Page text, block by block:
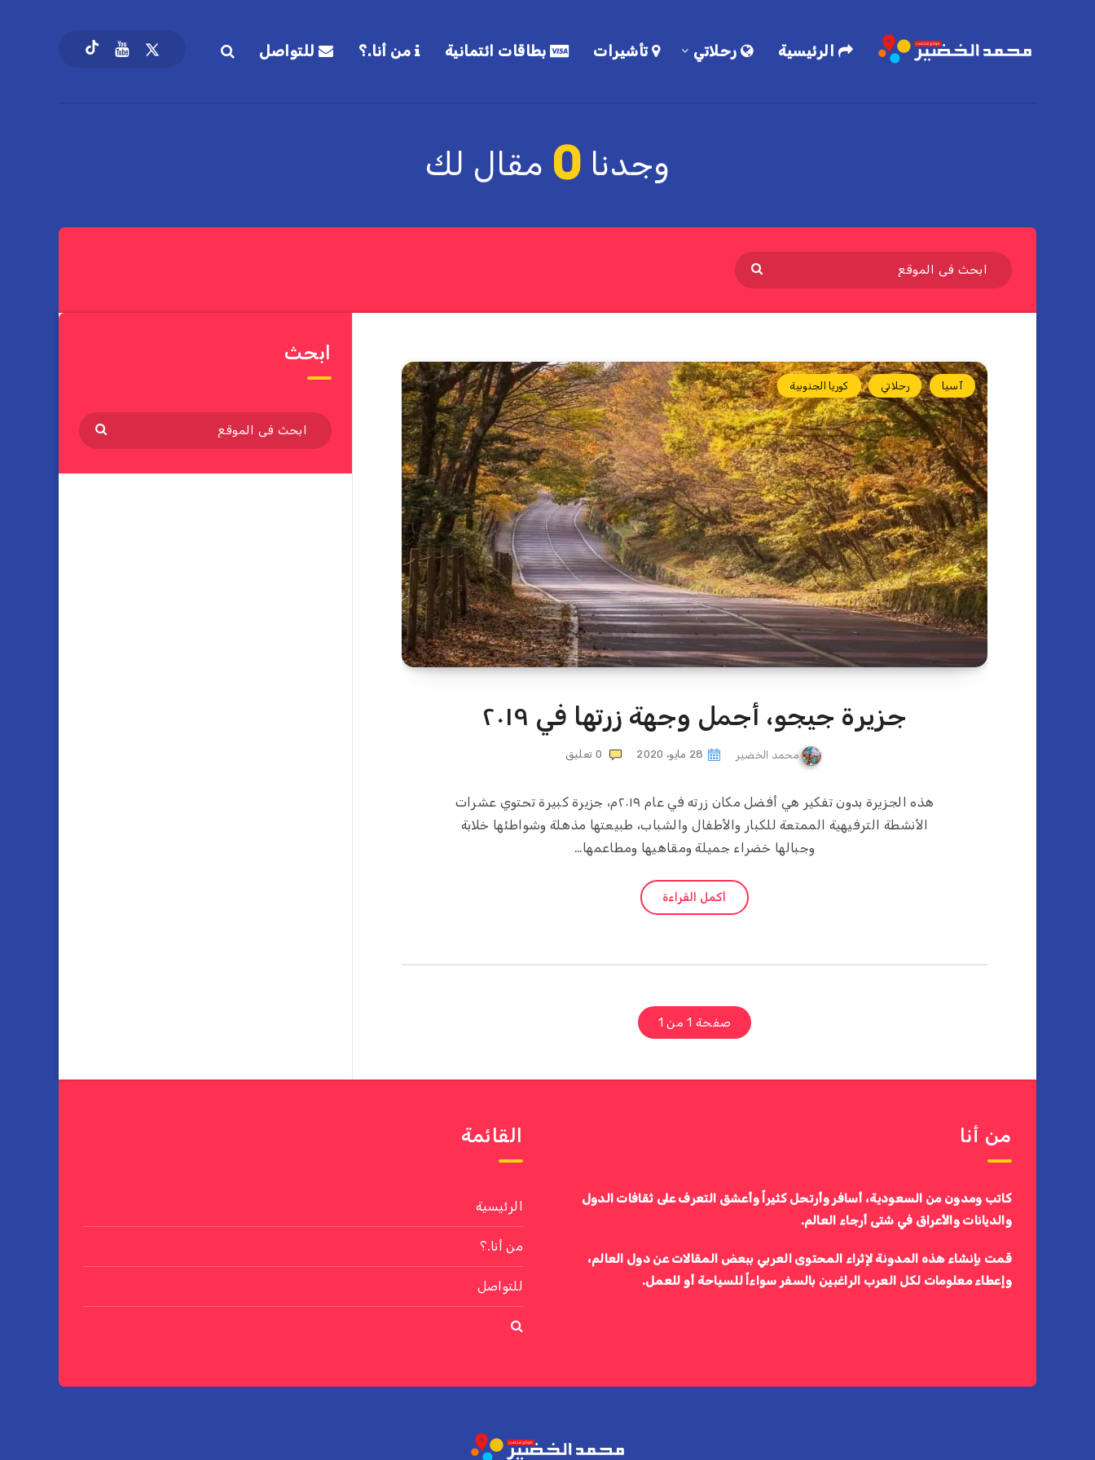
الرئيسية رحلاتي تأشيرات بطاقات ائتمانية من أنا.؟ للتواصل
وجدنا 0 مقال لك
آسيا رحلاتي كوريا الجنوبية
جزيرة جيجو، أجمل وجهة زرتها في ٢٠١٩
محمد الخضير 28 مايو، 2020 0 تعليق
هذه الجزيرة بدون تفكير هي أفضل مكان زرته في عام ٢٠١٩م، جزيرة كبيرة تحتوي عشرات
الأنشطة الترفيهية الممتعة للكبار والأطفال والشباب، طبيعتها مذهلة وشواطئها خلابة
وجبالها خضراء جميلة ومقاهيها ومطاعمها…
أكمل القراءة
صفحة 1 من 1
ابحث
من أنا
كاتب ومدون من السعودية، أسافر وأرتحل كثيراً وأعشق التعرف على ثقافات الدول
والديانات والأعراق في شتى أرجاء العالم.
قمت بإنشاء هذه المدونة لإثراء المحتوى العربي ببعض المقالات عن دول العالم،
وإعطاء معلومات لكل العرب الراغبين بالسفر سواءاً للسياحة أو للعمل.
القائمة
الرئيسية
من أنا.؟
للتواصل